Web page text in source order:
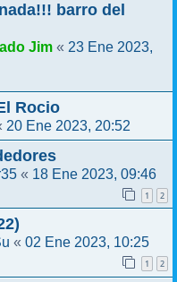
barro del
Jim « 23 Ene 2023,
Rocio
20 Ene 2023, 20:52
« 18 Ene 2023, 09:46
1 2
« 02 Ene 2023, 10:25
1 2